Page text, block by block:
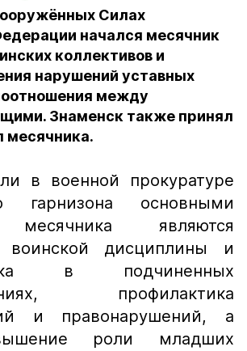
Силах
начался месячник
коллективов и
нарушений уставных
между
Знаменск также принял
месячника.
в военной прокуратуре
гарнизона основными
месячника являются
воинской дисциплины и
в подчиненных
профилактика
и правонарушений, а
роли младших